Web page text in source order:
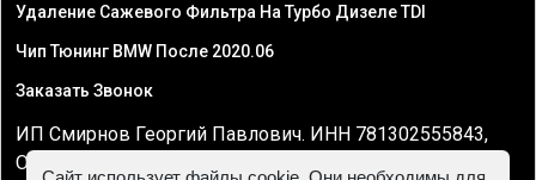
Удаление Сажевого Фильтра На Турбо Дизеле TDI
Чип Тюнинг BMW После 2020.06
Заказать Звонок
ИП Смирнов Георгий Павлович. ИНН 781302555843,
ОГРНИП 324470400032610